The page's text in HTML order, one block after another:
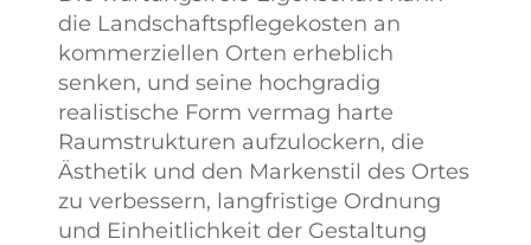
die Landschaftspflegekosten an
kommerziellen Orten erheblich
senken, und seine hochgradig
realistische Form vermag harte
Raumstrukturen aufzulockern, die
Ästhetik und den Markenstil des Ortes
zu verbessern, langfristige Ordnung
und Einheitlichkeit der Gestaltung